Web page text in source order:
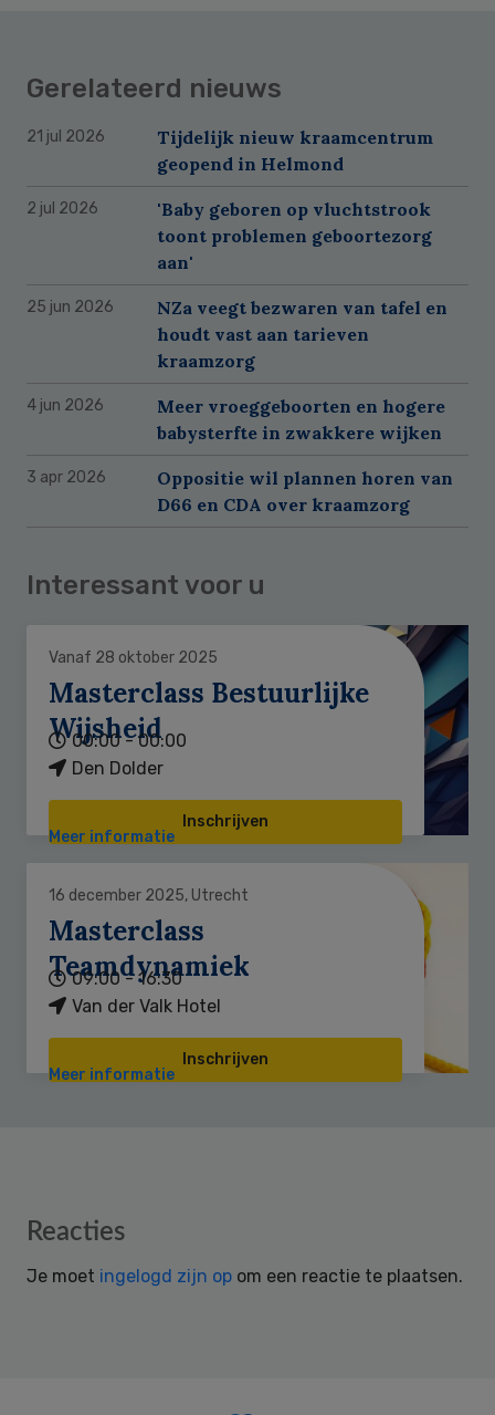
Gerelateerd nieuws
21 jul 2026
Tijdelijk nieuw kraamcentrum
geopend in Helmond
2 jul 2026
'Baby geboren op vluchtstrook
toont problemen geboortezorg
aan'
25 jun 2026
NZa veegt bezwaren van tafel en
houdt vast aan tarieven
kraamzorg
4 jun 2026
Meer vroeggeboorten en hogere
babysterfte in zwakkere wijken
3 apr 2026
Oppositie wil plannen horen van
D66 en CDA over kraamzorg
Interessant voor u
Vanaf 28 oktober 2025
Masterclass Bestuurlijke
Wijsheid
00:00 - 00:00
Den Dolder
Inschrijven
Meer informatie
16 december 2025, Utrecht
Masterclass
Teamdynamiek
09:00 - 16:30
Van der Valk Hotel
Inschrijven
Meer informatie
Reader
Reacties
Je moet ingelogd zijn op om een reactie te plaatsen.